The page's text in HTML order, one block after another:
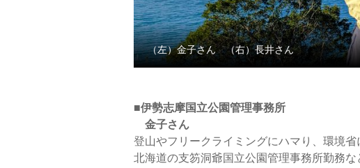
（左）金子さん （右）長井さん
■伊勢志摩国立公園管理事務所
金子さん
登山やフリークライミングにハマり、環境省
北海道の支笏洞爺国立公園管理事務所勤務